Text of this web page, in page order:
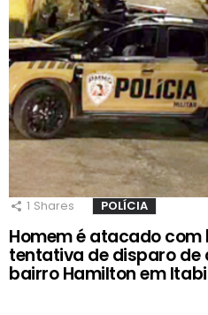
1 Shares POLÍCIA
Homem é atacado
tentativa de disparo de
bairro Hamilton em